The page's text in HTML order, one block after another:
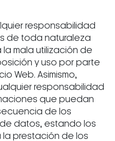
responsabilidad
de toda naturaleza
mala utilización de
y uso por parte
Web. Asimismo,
responsabilidad
que puedan
de los
datos, estando los
la prestación de los